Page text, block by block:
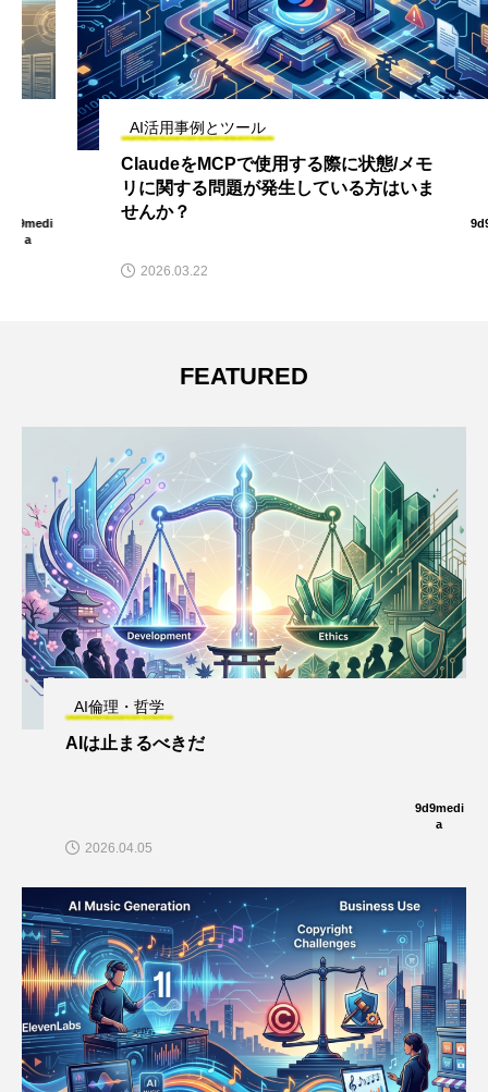
AI活用事例とツール
ClaudeをMCPで使用する際に状態/メモ
リに関する問題が発生している方はいま
せんか？
2026.03.22
FEATURED
AI倫理・哲学
AIは止まるべきだ
9d9medi
a
2026.04.05